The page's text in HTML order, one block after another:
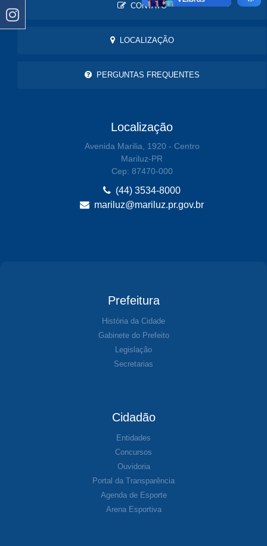
CONTATO
LOCALIZAÇÃO
PERGUNTAS FREQUENTES
Localização
Avenida Marilia, 1920 - Centro
Mariluz-PR
Cep: 87470-000
(44) 3534-8000
mariluz@mariluz.pr.gov.br
Prefeitura
História da Cidade
Gabinete do Prefeito
Legislação
Secretarias
Cidadão
Entidades
Concursos
Ouvidoria
Portal da Transparência
Agenda de Esporte
Arena Esportiva